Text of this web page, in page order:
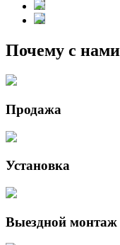
Почему с
Продажа
Установка
Выездной монтаж